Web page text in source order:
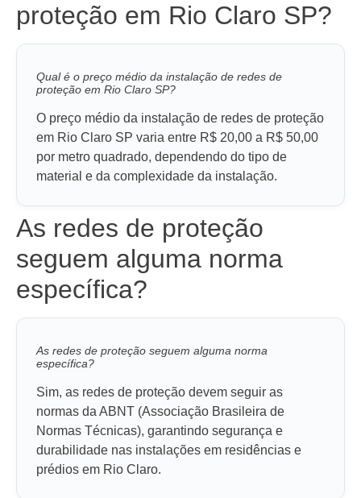
proteção em Rio Claro SP?
Qual é o preço médio da instalação de redes de
proteção em Rio Claro SP?
O preço médio da instalação de redes de proteção
em Rio Claro SP varia entre R$ 20,00 a R$ 50,00
por metro quadrado, dependendo do tipo de
material e da complexidade da instalação.
As redes de proteção
seguem alguma norma
específica?
As redes de proteção seguem alguma norma
específica?
Sim, as redes de proteção devem seguir as
normas da ABNT (Associação Brasileira de
Normas Técnicas), garantindo segurança e
durabilidade nas instalações em residências e
prédios em Rio Claro.